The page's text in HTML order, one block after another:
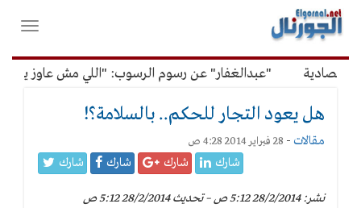
القائمة
الرئيسية
فتح
"عبدالغفار" عن رسوم الرسوب: "اللي مش عاوز يتعلم
هل يعود التجار للحكم.. بالسلامة؟!
مقالات - 28 فبراير 2014 4:28 ص
شارك شارك شارك شارك
نشر: 28/2/2014 5:12 ص – تحديث 28/2/2014 5:12 ص